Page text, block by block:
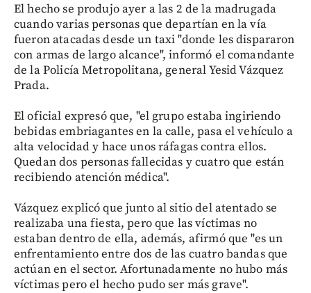
El hecho se produjo ayer a las 2 de la madrugada
cuando varias personas que departían en la vía
fueron atacadas desde un taxi "donde les dispararon
con armas de largo alcance", informó el comandante
de la Policía Metropolitana, general Yesid Vázquez
Prada.
El oficial expresó que, "el grupo estaba ingiriendo
bebidas embriagantes en la calle, pasa el vehículo a
alta velocidad y hace unos ráfagas contra ellos.
Quedan dos personas fallecidas y cuatro que están
recibiendo atención médica".
Vázquez explicó que junto al sitio del atentado se
realizaba una fiesta, pero que las víctimas no
estaban dentro de ella, además, afirmó que "es un
enfrentamiento entre dos de las cuatro bandas que
actúan en el sector. Afortunadamente no hubo más
víctimas pero el hecho pudo ser más grave".